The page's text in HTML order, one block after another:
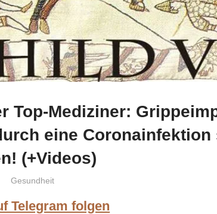
Top-Mediziner:
eine Coronainfektion
(+Videos)
Niki Vogt
Gesundheit
Telegram folgen